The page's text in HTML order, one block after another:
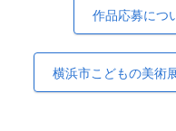
作品応募につ
横浜市こどもの美術